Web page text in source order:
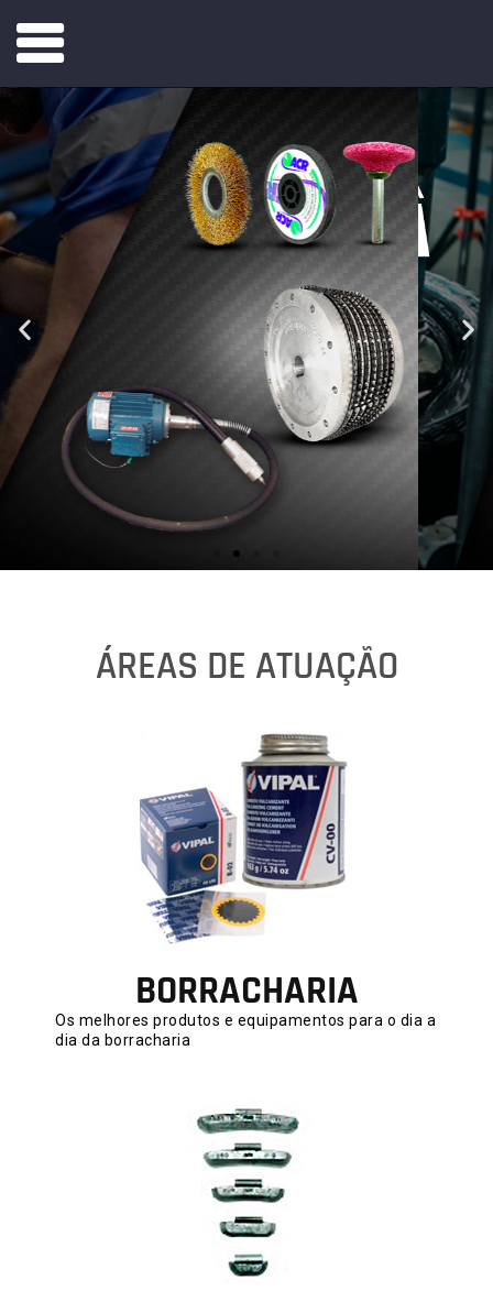
ÁREAS DE ATUAÇÃO
BORRACHARIA
Os melhores produtos e equipamentos para o dia a
dia da borracharia